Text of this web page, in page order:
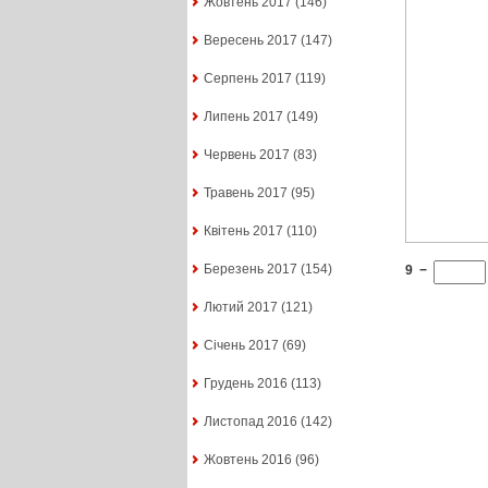
Вересень 2017 (147)
Серпень 2017 (119)
Липень 2017 (149)
Червень 2017 (83)
Травень 2017 (95)
Квітень 2017 (110)
Березень 2017 (154)
Лютий 2017 (121)
Січень 2017 (69)
Грудень 2016 (113)
Листопад 2016 (142)
Жовтень 2016 (96)
9 −